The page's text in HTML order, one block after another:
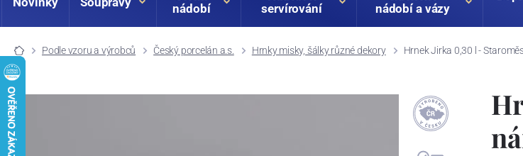
nádobí
servírování
nádobí a vázy
Podle vzoru a výrobců Český porcelán a.s. Hrnky misky, šálky různé dekory Hrnek Jirka 0,30 l -